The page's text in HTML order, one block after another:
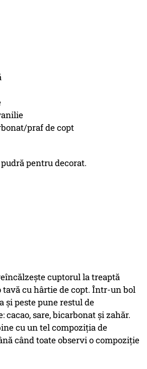
praf de copt
pentru decorat.
cuptorul la treaptă
tavă cu hârtie de copt. Într-un bol
și peste pune restul de
cacao, sare, bicarbonat și zahăr.
cu un tel compoziția de
când toate observi o compoziție